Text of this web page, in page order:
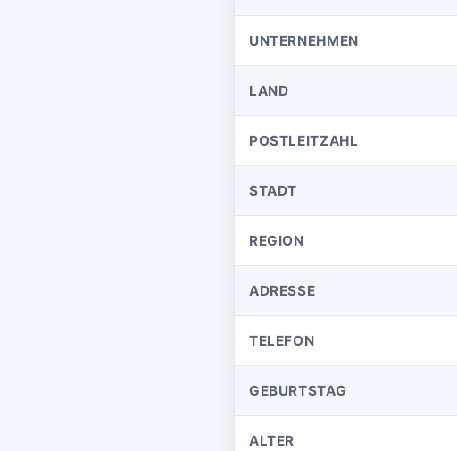
UNTERNEHMEN
LAND
POSTLEITZAHL
STADT
REGION
ADRESSE
TELEFON
GEBURTSTAG
ALTER